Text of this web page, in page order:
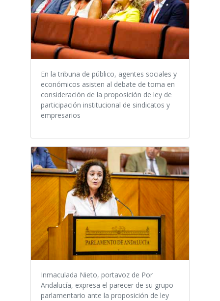
En la tribuna de público, agentes sociales y
económicos asisten al debate de toma en
consideración de la proposición de ley de
participación institucional de sindicatos y
empresarios
Inmaculada Nieto, portavoz de Por
Andalucía, expresa el parecer de su grupo
parlamentario ante la proposición de ley